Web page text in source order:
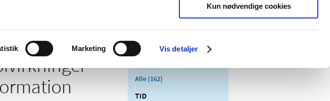
Marketing Vis detaljer
Kun nødvendige cookies
produktområder
Alle (162)
TID